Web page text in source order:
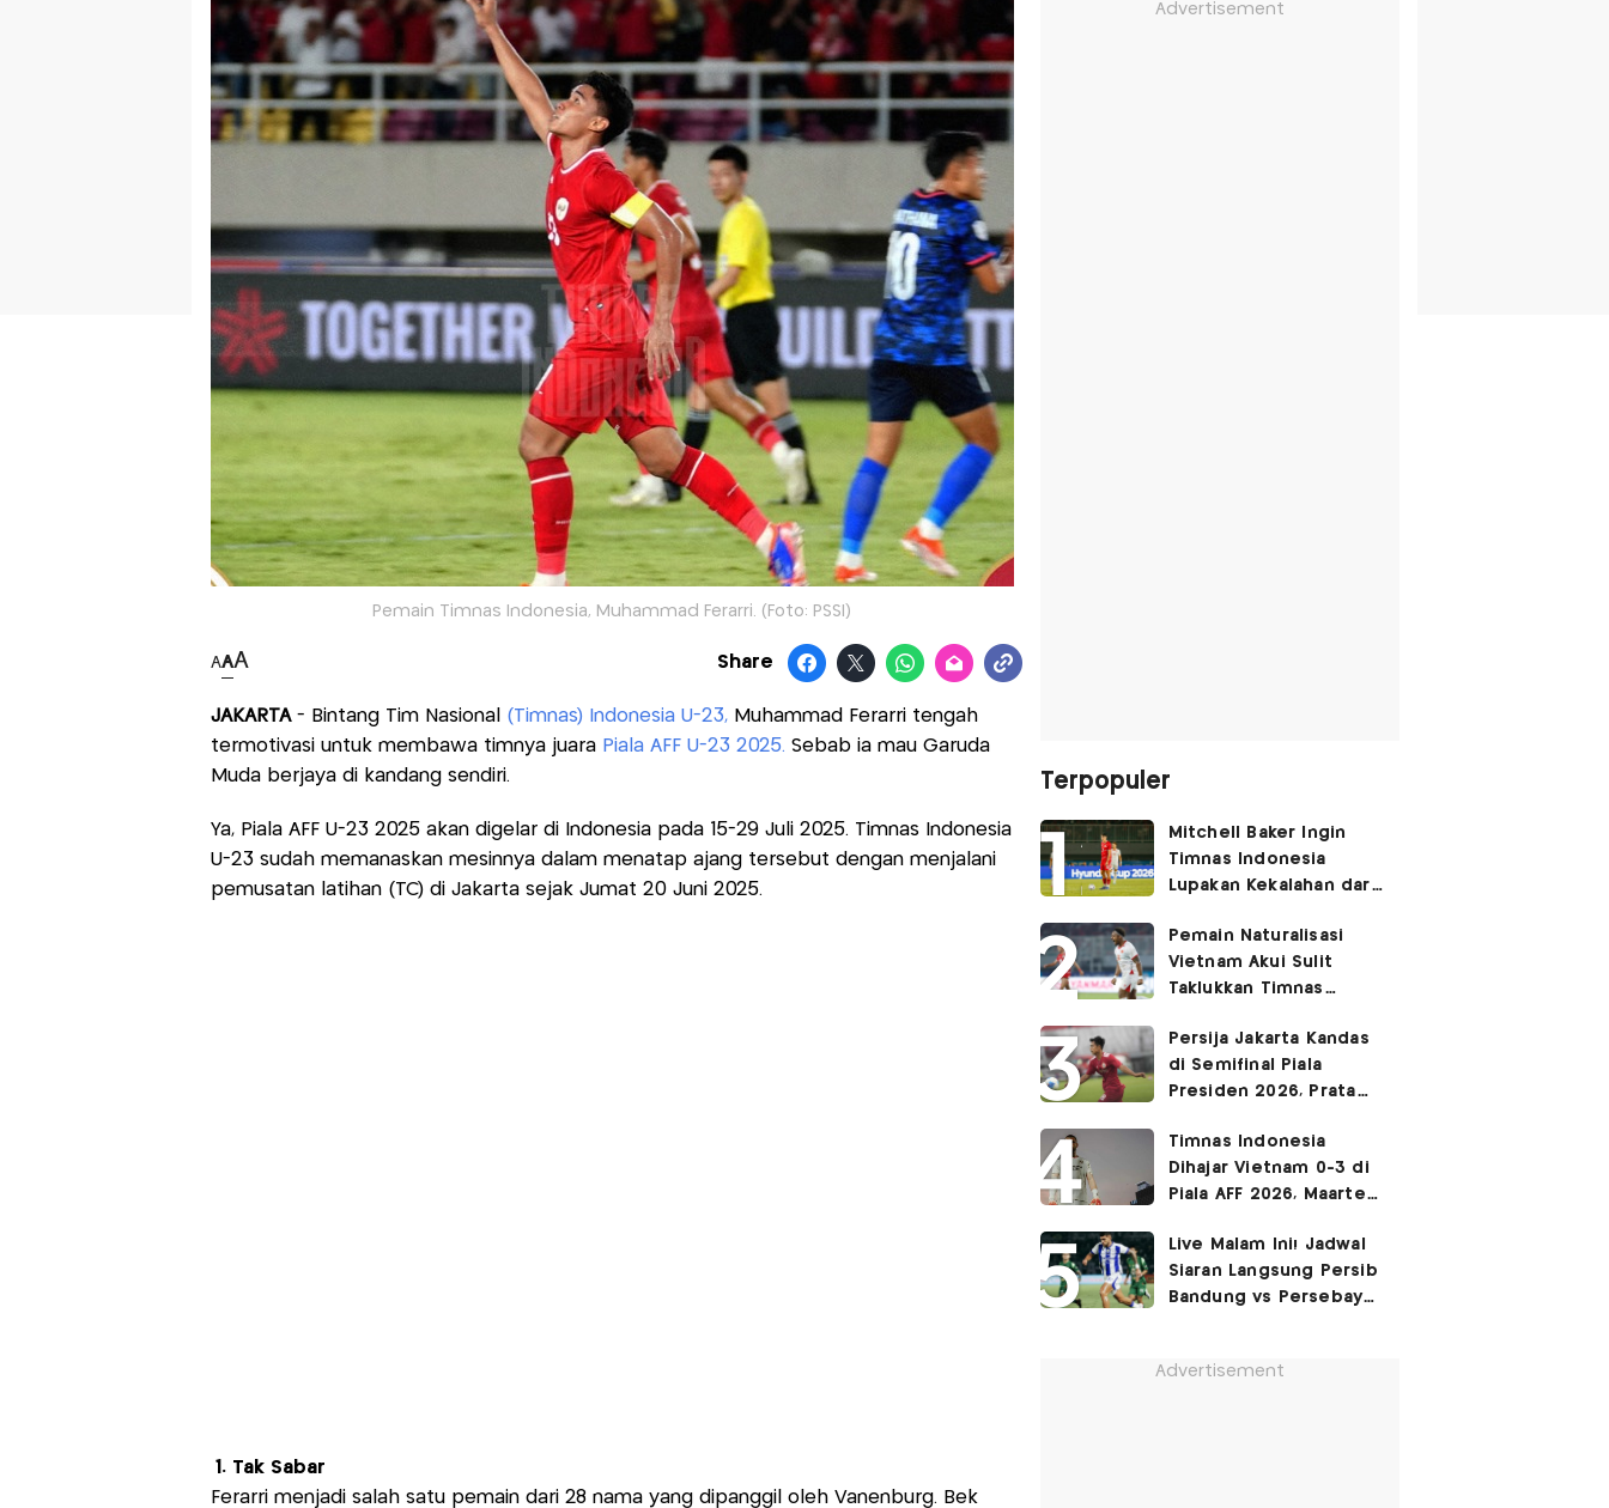
Pemain Timnas Indonesia, Muhammad Ferarri. (Foto: PSSI)
AAA Share
JAKARTA - Bintang Tim Nasional (Timnas) Indonesia U-23,Muhammad Ferarri tengah
termotivasi untuk membawa timnya juara Piala AFF U-23 2025. Sebab ia mau Garuda
Muda berjaya di kandang sendiri.
Ya, Piala AFF U-23 2025 akan digelar di Indonesia pada 15-29 Juli 2025. Timnas Indonesia
U-23 sudah memanaskan mesinnya dalam menatap ajang tersebut dengan menjalani
pemusatan latihan (TC) di Jakarta sejak Jumat 20 Juni 2025.
1. Tak Sabar
Ferarri menjadi salah satu pemain dari 28 nama yang dipanggil oleh Vanenburg. Bek
Advertisement
Terpopuler
Mitchell Baker Ingin
Timnas Indonesia
Lupakan Kekalahan dari
di Singapura!
Pemain Naturalisasi
Vietnam Akui Sulit
Taklukkan Timnas
Lawan
Persija Jakarta Kandas
di Semifinal Piala
Presiden 2026, Pratama
Butuh Waktu
Timnas Indonesia
Dihajar Vietnam 0-3 di
Piala AFF 2026, Maarten
Tetap Beri Dukungan
Live Malam Ini! Jadwal
Siaran Langsung Persib
Bandung vs Persebaya
Advertisement